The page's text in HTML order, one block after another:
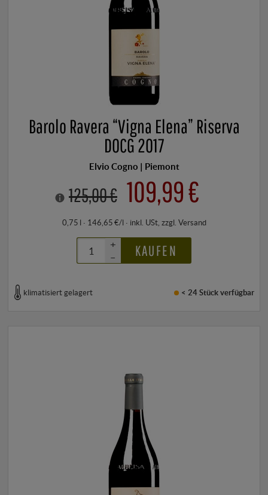
Barolo Ravera “Vigna Elena” Riserva
DOCG 2017
Elvio Cogno | Piemont
125,00 € 109,99 €
0,75 l · 146,65 €/l· inkl. USt, zzgl. Versand
+
–
KAUFEN
klimatisiert gelagert < 24 Stückverfügbar